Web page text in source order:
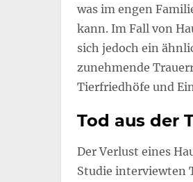
was im engen
kann. Im Fall von
sich jedoch ein
zunehmende
Tierfriedhöfe und
Tod aus der
Der Verlust eines
Studie interviewten